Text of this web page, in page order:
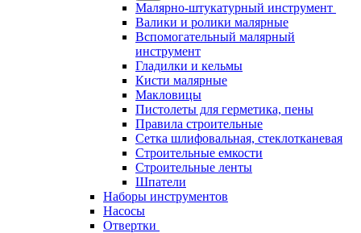
Малярно-штукатурный инструмент
Валики и ролики малярные
Вспомогательный малярный
инструмент
Гладилки и кельмы
Кисти малярные
Макловицы
Пистолеты для герметика, пены
Правила строительные
Сетка шлифовальная, стеклотканевая
Строительные емкости
Строительные ленты
Шпатели
Наборы инструментов
Насосы
Отвертки